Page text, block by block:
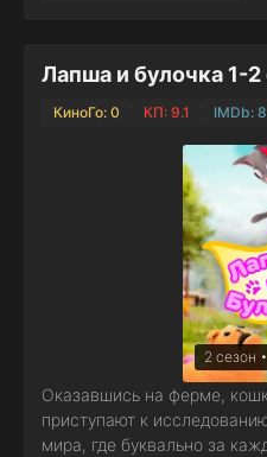
Лапша и булочка 1-2
КиноГо: 0 КП: 9.1 IMDb:
2 сезон
Оказавшись на ферме,
приступают к
мира, где буквально за